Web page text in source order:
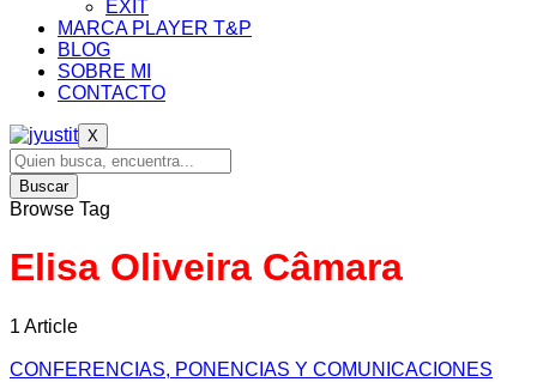
EXIT
MARCA PLAYER T&P
BLOG
SOBRE MI
CONTACTO
X
Buscar
Browse Tag
Elisa Oliveira Câmara
1 Article
CONFERENCIAS, PONENCIAS Y COMUNICACIONES